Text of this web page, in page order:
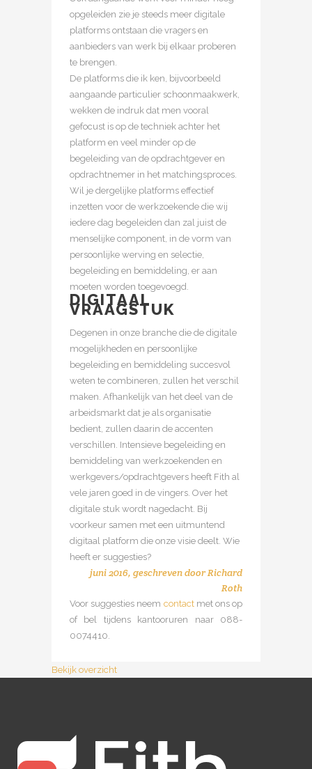
opgeleiden zie je steeds meer digitale
platforms ontstaan die vragers en
aanbieders van werk bij elkaar proberen
te brengen.
De platforms die ik ken, bijvoorbeeld
aangaande particulier schoonmaakwerk,
wekken de indruk dat men vooral
gefocust is op de techniek achter het
platform en veel minder op de
begeleiding van de opdrachtgever en
opdrachtnemer in het matchingsproces.
Wil je dergelijke platforms effectief
inzetten voor de werkzoekende die wij
iedere dag begeleiden dan zal juist de
menselijke component, in de vorm van
persoonlijke werving en selectie,
begeleiding en bemiddeling, er aan
moeten worden toegevoegd.
DIGITAAL
VRAAGSTUK
Degenen in onze branche die de digitale
mogelijkheden en persoonlijke
begeleiding en bemiddeling succesvol
weten te combineren, zullen het verschil
maken. Afhankelijk van het deel van de
arbeidsmarkt dat je als organisatie
bedient, zullen daarin de accenten
verschillen. Intensieve begeleiding en
bemiddeling van werkzoekenden en
werkgevers/opdrachtgevers heeft Fith al
vele jaren goed in de vingers. Over het
digitale stuk wordt nagedacht. Bij
voorkeur samen met een uitmuntend
digitaal platform die onze visie deelt. Wie
heeft er suggesties?
juni 2016, geschreven doorRichard
Roth
Voor suggesties neem contact met ons op
of bel tijdens kantooruren naar 088-
0074410.
Bekijk overzicht